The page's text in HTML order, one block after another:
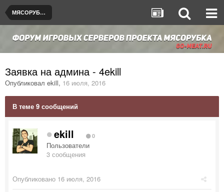
МЯСОРУБКА © [de_dust2]
Заявка на админа - 4ekill
Опубликовал ekill, 16 июля, 2016
В теме 9 сообщений
ekill 0
Пользователи
3 сообщения
Опубликовано 16 июля, 2016